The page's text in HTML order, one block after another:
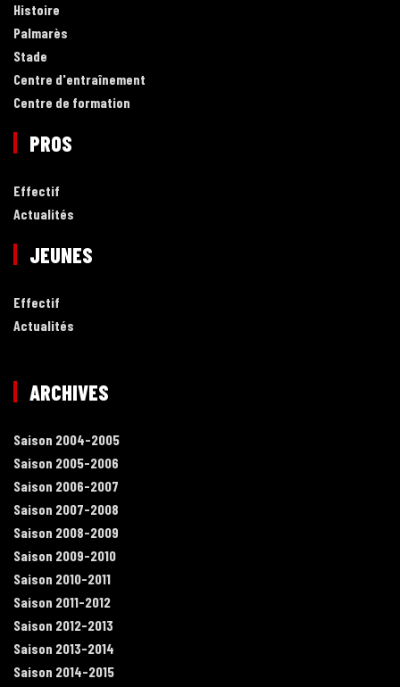
Histoire
Palmarès
Stade
Centre d'entraînement
Centre de formation
PROS
Effectif
Actualités
JEUNES
Effectif
Actualités
ARCHIVES
Saison 2004-2005
Saison 2005-2006
Saison 2006-2007
Saison 2007-2008
Saison 2008-2009
Saison 2009-2010
Saison 2010-2011
Saison 2011-2012
Saison 2012-2013
Saison 2013-2014
Saison 2014-2015